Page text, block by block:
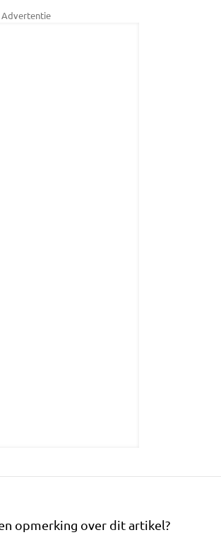
Advertentie
opmerking over dit artikel?